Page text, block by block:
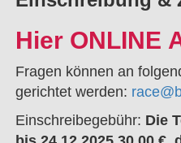
Hier ONLINE
Fragen können an
gerichtet werden:
Einschreibegebühr: Die